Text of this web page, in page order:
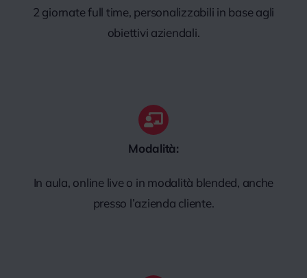
2 giornate full time, personalizzabili in base agli
obiettivi aziendali.
Modalità:
In aula, online live o in modalità blended, anche
presso l’azienda cliente.